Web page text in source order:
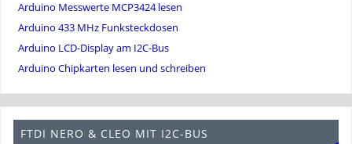
Arduino Messwerte MCP3424 lesen
Arduino 433 MHz Funksteckdosen
Arduino LCD-Display am I2C-Bus
Arduino Chipkarten lesen und schreiben
FTDI NERO & CLEO MIT I2C-BUS